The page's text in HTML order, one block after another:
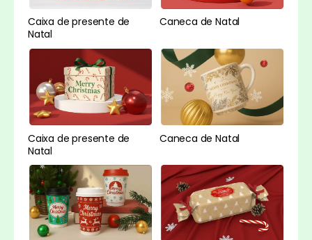
Caixa de presente de
Natal
Caneca de Natal
Caixa de presente de
Natal
Caneca de Natal